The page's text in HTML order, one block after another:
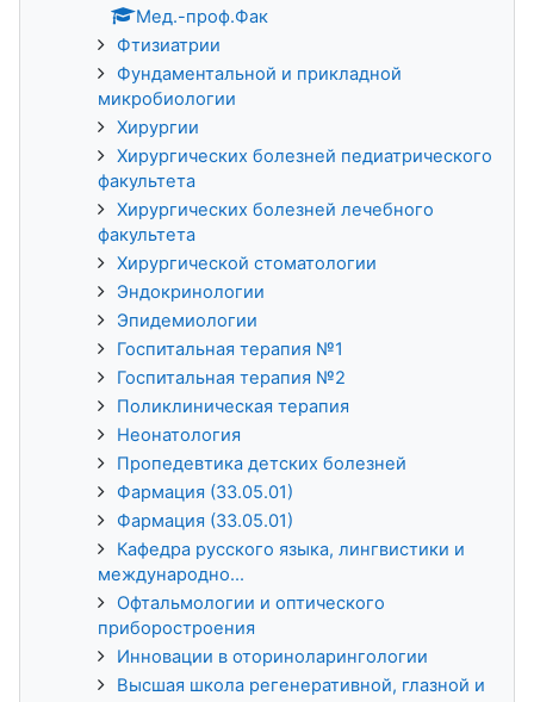
Мед.-проф.Фак
Фтизиатрии
Фундаментальной и прикладной
микробиологии
Хирургии
Хирургических болезней педиатрического
факультета
Хирургических болезней лечебного
факультета
Хирургической стоматологии
Эндокринологии
Эпидемиологии
Госпитальная терапия №1
Госпитальная терапия №2
Поликлиническая терапия
Неонатология
Пропедевтика детских болезней
Фармация (33.05.01)
Фармация (33.05.01)
Кафедра русского языка, лингвистики и
международно...
Офтальмологии и оптического
приборостроения
Инновации в оториноларингологии
Высшая школа регенеративной, глазной и